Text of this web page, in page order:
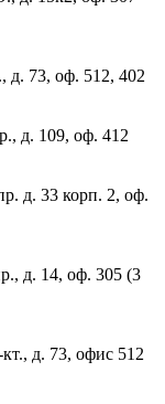
д. 73, оф. 512, 402
д. 109, оф. 412
д. 33 корп. 2, оф.
д. 14, оф. 305 (3
д. 73, офис 512